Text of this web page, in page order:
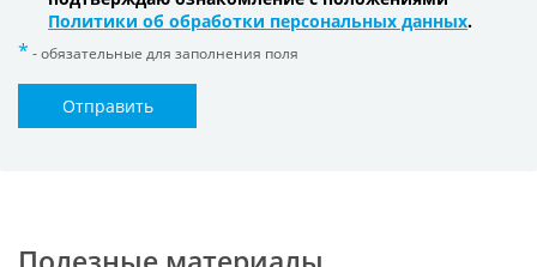
Политики об обработки персональных данных.
- обязательные для заполнения поля
Отправить